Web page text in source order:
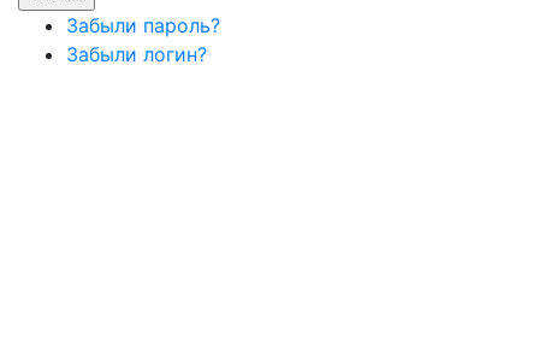
Забыли пароль?
Забыли логин?